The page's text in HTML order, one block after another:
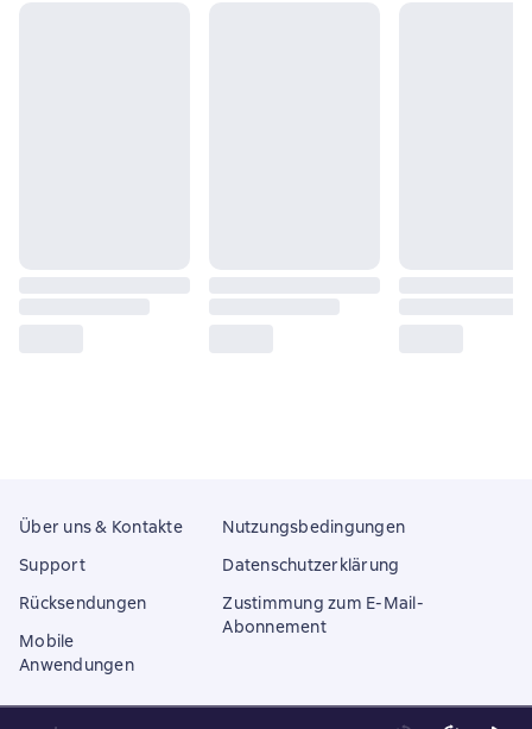
Über uns & Kontakte
Support
Rücksendungen
Mobile
Anwendungen
Nutzungsbedingungen
Datenschutzerklärung
Zustimmung zum E-Mail-
Abonnement